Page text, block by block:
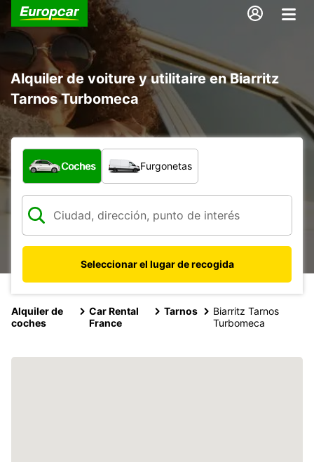
Alquiler de voiture y utilitaire en Biarritz
Tarnos Turbomeca
¿Qué tipo de vehículo?
Coches Furgonetas
Seleccionar el lugar de recogida
Alquiler de
coches
Car Rental
France
Tarnos
Biarritz Tarnos
Turbomeca